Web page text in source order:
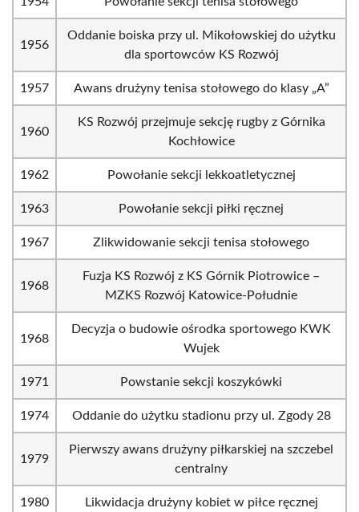
1956
Oddanie boiska przy ul. Mikołowskiej do użytku
dla sportowców KS Rozwój
1957 Awans drużyny tenisa stołowego do klasy „A”
1960
KS Rozwój przejmuje sekcję rugby z Górnika
Kochłowice
1962 Powołanie sekcji lekkoatletycznej
1963 Powołanie sekcji piłki ręcznej
1967 Zlikwidowanie sekcji tenisa stołowego
1968
Fuzja KS Rozwój z KS Górnik Piotrowice –
MZKS Rozwój Katowice-Południe
1968
Decyzja o budowie ośrodka sportowego KWK
Wujek
1971 Powstanie sekcji koszykówki
1974 Oddanie do użytku stadionu przy ul. Zgody 28
1979
Pierwszy awans drużyny piłkarskiej na szczebel
centralny
1980 Likwidacja drużyny kobiet w piłce ręcznej